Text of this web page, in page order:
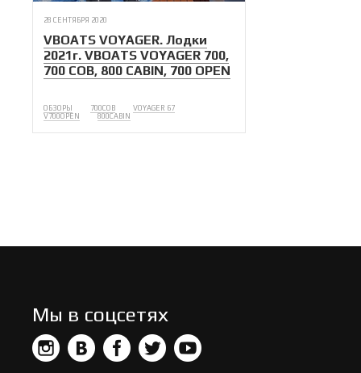
28 СЕНТЯБРЯ 2020
VBOATS VOYAGER. Лодки
2021г. VBOATS VOYAGER 700,
700 COB, 800 CABIN, 700 OPEN
ОБЗОРЫ 700COB
VOYAGER 67
V700OPEN
800CABIN
Мы в соцсетях